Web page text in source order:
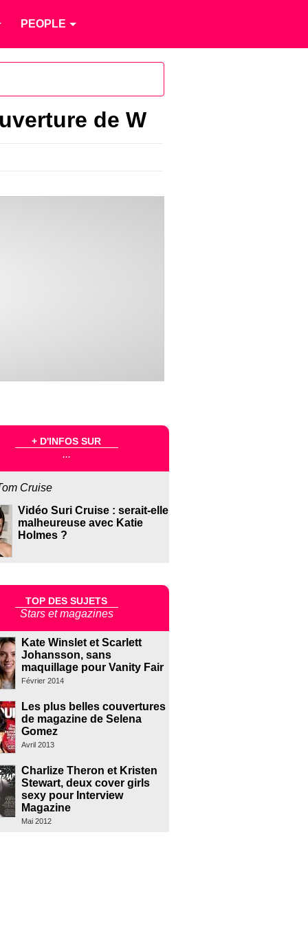
PEOPLE
de W
+ D'INFOS SUR
...
Cruise
Vidéo Suri Cruise : serait-elle
malheureuse avec Katie
Holmes ?
TOP DES SUJETS
Stars et magazines
Kate Winslet et Scarlett
Johansson, sans
maquillage pour Vanity Fair
Février 2014
Les plus belles couvertures
de magazine de Selena
Gomez
Avril 2013
Charlize Theron et Kristen
Stewart, deux cover girls
sexy pour Interview
Magazine
Mai 2012